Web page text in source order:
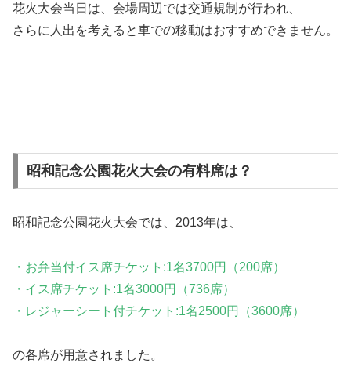
花火大会当日は、会場周辺では交通規制が行われ、
さらに人出を考えると車での移動はおすすめできません。
昭和記念公園花火大会の有料席は？
昭和記念公園花火大会では、2013年は、
・お弁当付イス席チケット:1名3700円（200席）
・イス席チケット:1名3000円（736席）
・レジャーシート付チケット:1名2500円（3600席）
の各席が用意されました。